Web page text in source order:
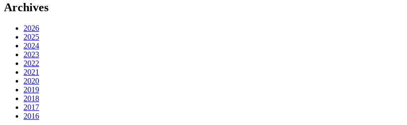
Archives
2026
2025
2024
2023
2022
2021
2020
2019
2018
2017
2016